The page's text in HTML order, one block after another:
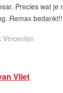
Precies wat je
Remax
Vincenten
Vliet